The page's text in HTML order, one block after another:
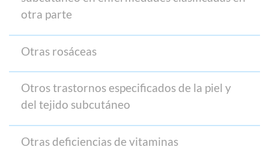
otra parte
Otras rosáceas
Otros trastornos especificados de la piel y
del tejido subcutáneo
Otras deficiencias de vitaminas